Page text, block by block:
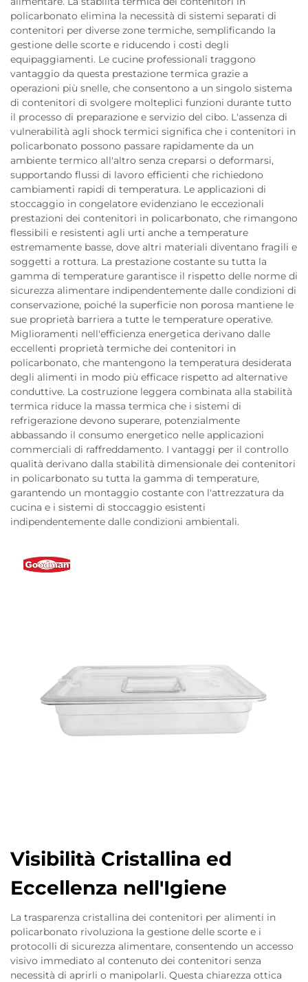
policarbonato elimina la necessità di sistemi separati di
contenitori per diverse zone termiche, semplificando la
gestione delle scorte e riducendo i costi degli
equipaggiamenti. Le cucine professionali traggono
vantaggio da questa prestazione termica grazie a
operazioni più snelle, che consentono a un singolo sistema
di contenitori di svolgere molteplici funzioni durante tutto
il processo di preparazione e servizio del cibo. L'assenza di
vulnerabilità agli shock termici significa che i contenitori in
policarbonato possono passare rapidamente da un
ambiente termico all'altro senza creparsi o deformarsi,
supportando flussi di lavoro efficienti che richiedono
cambiamenti rapidi di temperatura. Le applicazioni di
stoccaggio in congelatore evidenziano le eccezionali
prestazioni dei contenitori in policarbonato, che rimangono
flessibili e resistenti agli urti anche a temperature
estremamente basse, dove altri materiali diventano fragili e
soggetti a rottura. La prestazione costante su tutta la
gamma di temperature garantisce il rispetto delle norme di
sicurezza alimentare indipendentemente dalle condizioni di
conservazione, poiché la superficie non porosa mantiene le
sue proprietà barriera a tutte le temperature operative.
Miglioramenti nell'efficienza energetica derivano dalle
eccellenti proprietà termiche dei contenitori in
policarbonato, che mantengono la temperatura desiderata
degli alimenti in modo più efficace rispetto ad alternative
conduttive. La costruzione leggera combinata alla stabilità
termica riduce la massa termica che i sistemi di
refrigerazione devono superare, potenzialmente
abbassando il consumo energetico nelle applicazioni
commerciali di raffreddamento. I vantaggi per il controllo
qualità derivano dalla stabilità dimensionale dei contenitori
in policarbonato su tutta la gamma di temperature,
garantendo un montaggio costante con l'attrezzatura da
cucina e i sistemi di stoccaggio esistenti
indipendentemente dalle condizioni ambientali.
Visibilità Cristallina ed
Eccellenza nell'Igiene
La trasparenza cristallina dei contenitori per alimenti in
policarbonato rivoluziona la gestione delle scorte e i
protocolli di sicurezza alimentare, consentendo un accesso
visivo immediato al contenuto dei contenitori senza
necessità di aprirli o manipolarli. Questa chiarezza ottica